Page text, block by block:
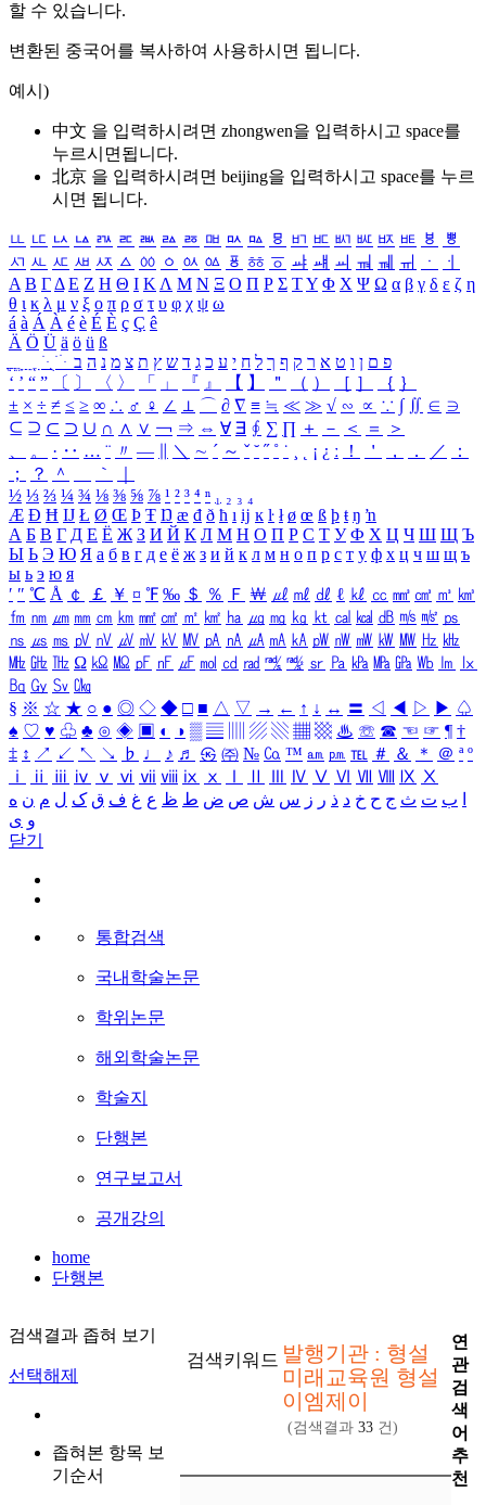
할 수 있습니다.
변환된 중국어를 복사하여 사용하시면 됩니다.
예시)
中文 을 입력하시려면 zhongwen을 입력하시고 space를
누르시면됩니다.
北京 을 입력하시려면 beijing을 입력하시고 space를 누르
시면 됩니다.
ㅥ ㅦ ㅧ ㅨ ㅩ ㅪ ㅫ ㅬ ㅭ ㅮ ㅯ ㅰ ㅱ ㅲ ㅳ ㅴ ㅵ ㅶ ㅷ ㅸ
ㅹ
ㅺ ㅻ ㅼ ㅽ ㅾ ㅿ ㆀ ㆁ ㆂ ㆃ ㆄ ㆅ ㆆ ㆇ ㆈ ㆉ ㆊ ㆋ ㆌ ㆍ
ㆎ
Α Β ΓΔ Ε Ζ Η Θ Ι ΚΛ Μ Ν Ξ Ο Π Ρ Σ ΤΥ Φ Χ Ψ Ω α β γ δ ε ζ η
θ ι κ λ μ ν ξ ο π ρ σ τ υ φ χ ψ ω
á à Á À é è É È ç Ç ê
Ä Ö Ü ä ö ü ß
ִֶֹ ֻּ ׁׂ פ ם ן ו ט א ר ק ף ך ל ח י ע כ ג ד ש ץ ת צ מ נ ה ב
‘ ’ “ ” 〔 〕 〈 〉 「 」 『 』 【 】 ＂ （ ） ［ ］ ｛ ｝
± × ÷ ≠ ≤ ≥ ∞ ∴ ♂ ♀ ∠ ⊥ ⌒ ∂ ∇ ≡ ≒ ≪ ≫ √ ∽ ∝ ∵ ∫ ∬ ∈ ∋
⊆ ⊇ ⊂ ⊃ ∪ ∩ ∧ ∨ ￢ ⇒ ⇔ ∀ ∃ ∮ ∑ ∏ ＋ － ＜ ＝
＞
、
。 · ‥ … ¨ 〃 ― ＼ ∼ ´ ～ ˇ ˘ ˝ ˚ ˙ ¸ ¡ ¿ ː ！ ＇ ， ． ／
：
；
？ ＾ ｀
½ ⅓ ⅔ ¼ ¾ ⅛ ⅜ ⅝ ⅞ ¹ ² ³ ⁴ ⁿ ₁ ₂ ₃ ₄
Æ Ð Ħ Ĳ Ł Ø Œ Þ Ŧ Ŋ æ đ ð ħ ı ĳ ĸ ŀ ł ø œ ß þ ŧ ŋ ŉ
А Б В Г Д Е Ё Ж З И Й К Л М Н О П Р С Т У Ф Х Ц Ч Ш Щ Ъ
Ы Ь Э Ю Я а б в г д е ё ж з и й к л м н о п р с т у ф х ц ч ш щ ъ
ы ь э ю я
′ ″ ℃ Å ￠ ￡ ￥ ¤ ℉ ‰ ＄ ％ Ｆ ￦ ㎕ ㎖ ㎗ ℓ ㎘ ㏄ ㎣ ㎤ ㎥ ㎦
㎙ ㎚ ㎛ ㎜ ㎝ ㎞ ㎟ ㎠ ㎡ ㎢ ㏊ ㎍ ㎎ ㎏ ㏏ ㎈ ㎉ ㏈ ㎧ ㎨ ㎰
㎱ ㎲ ㎳ ㎴ ㎵ ㎶ ㎷ ㎸ ㎹ ㎀ ㎁ ㎂ ㎃ ㎄ ㎺ ㎻ ㎽ ㎾ ㎿ ㎐ ㎑
㎒ ㎓ ㎔ Ω ㏀ ㏁ ㎊ ㎋ ㎌ ㏖ ㏅ ㎭ ㎮ ㎯ ㏛ ㎩ ㎪ ㎫ ㎬ ㏝ ㏐
㏓
㏃ ㏉ ㏜ ㏆
§ ※ ☆ ★ ○ ● ◎ ◇ ◆ □ ■ △ ▽ → ← ↑ ↓ ↔ 〓 ◁ ◀ ▷ ▶ ♤
♠ ♡ ♥ ♧ ♣ ⊙ ◈ ▣ ◐ ◑ ▒ ▤ ▨ ▧ ▦ ▩ ♨ ☏ ☎ ☜ ☞ ¶ †
‡ ↕ ↗ ↙ ↖ ↘ ♭ ♩ ♪ ♬ ㉿ ㈜ № ㏇ ™ ㏂ ㏘ ℡ ＃ ＆ ＊ ＠ ª º
ⅰ
ⅱ ⅲ ⅳ ⅴ ⅵ ⅶ ⅷ ⅸ ⅹ Ⅳ Ⅴ Ⅵ Ⅶ Ⅷ Ⅸ Ⅹ
ب ت ث ج ح خ د ذ ر ز س ش ص ض ط ظ ع غ ف ق ک ل م ن ه
و ی
닫기
통합검색
국내학술논문
학위논문
해외학술논문
학술지
단행본
연구보고서
공개강의
home
단행본
검색결과 좁혀 보기
선택해제
좁혀본 항목 보
기순서
검색키워드 발행기관 : 형설
미래교육원 형설
이엠제이
(검색결과 33 건)
연
관
검
색
어
추
천